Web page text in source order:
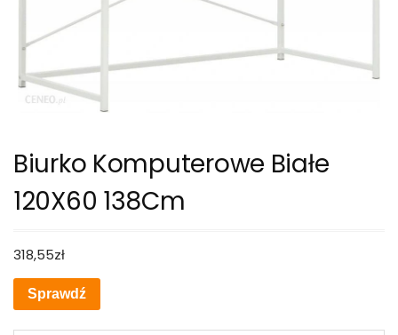
Biurko Komputerowe Białe
120X60 138Cm
318,55zł
Sprawdź